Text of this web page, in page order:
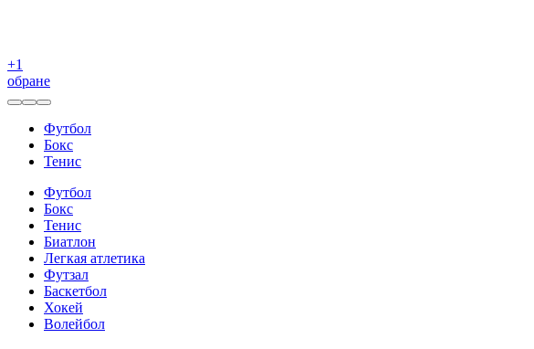
+1
обране
Футбол
Бокс
Тенис
Футбол
Бокс
Тенис
Биатлон
Легкая атлетика
Футзал
Баскетбол
Хокей
Волейбол